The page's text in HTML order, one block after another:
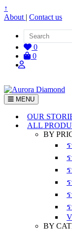
↑
About | Contact us
0
0
MENU
OUR
ALL
BY
BY